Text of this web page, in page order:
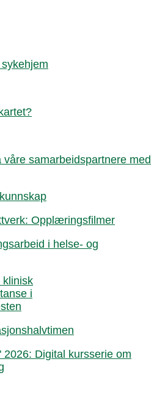
samarbeidspartnere med
Opplæringsfilmer
i helse- og
klinisk
i
Digital kursserie om